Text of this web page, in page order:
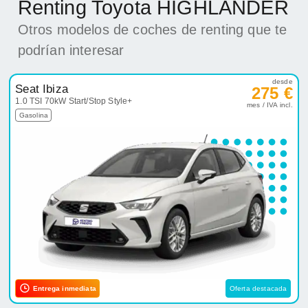
Renting Toyota HIGHLANDER
Otros modelos de coches de renting que te
podrían interesar
Seat Ibiza
1.0 TSI 70kW Start/Stop Style+
Gasolina
desde
275 €
mes / IVA incl.
Entrega inmediata Oferta destacada